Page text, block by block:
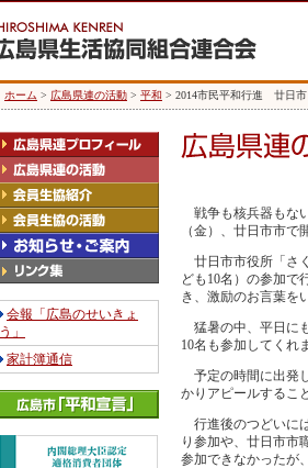
ホーム > 広島県連の活動 > 平和 > 2014市民平和行進 廿日市
会報「広島のせいきょ
う」
家計簿通信
戦争も核兵器もな
（金）、廿日市市で
廿日市市役所「さ
ども10名）の参加で
き、激励のお言葉を
猛暑の中、平日に
10名も参加してくれ
予定の時間に出発
かりアピールするこ
行進後のつどいに
り参加や、廿日市市
参加できなかったが